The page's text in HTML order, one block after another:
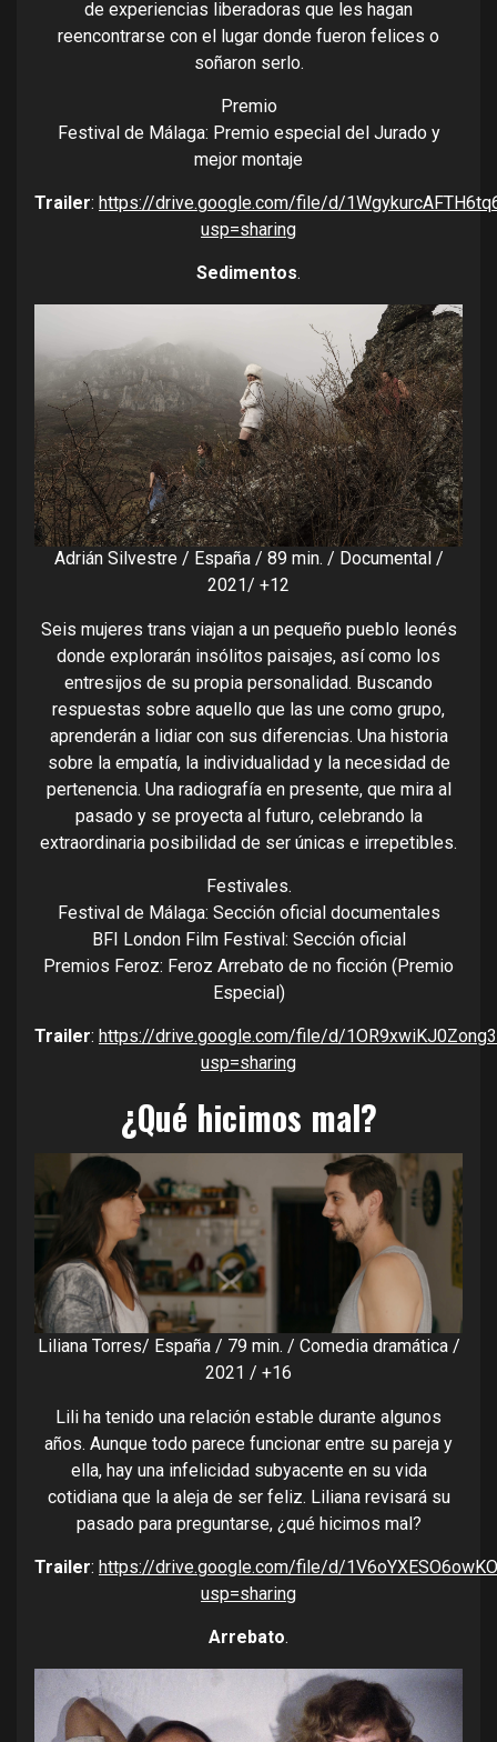
de experiencias liberadoras que les hagan
reencontrarse con el lugar donde fueron felices o
soñaron serlo.
Premio
Festival de Málaga: Premio especial del Jurado y
mejor montaje
Trailer: https://drive.google.com/file/d/
usp=sharing
Sedimentos.
Adrián Silvestre / España / 89 min. / Documental /
2021/ +12
Seis mujeres trans viajan a un pequeño pueblo leonés
donde explorarán insólitos paisajes, así como los
entresijos de su propia personalidad. Buscando
respuestas sobre aquello que las une como grupo,
aprenderán a lidiar con sus diferencias. Una historia
sobre la empatía, la individualidad y la necesidad de
pertenencia. Una radiografía en presente, que mira al
pasado y se proyecta al futuro, celebrando la
extraordinaria posibilidad de ser únicas e irrepetibles.
Festivales.
Festival de Málaga: Sección oficial documentales
BFI London Film Festival: Sección oficial
Premios Feroz: Feroz Arrebato de no ficción (Premio
Especial)
Trailer: https://drive.google.com/file/d/
usp=sharing
¿Qué hicimos mal?
Liliana Torres/ España / 79 min. / Comedia dramática /
2021 / +16
Lili ha tenido una relación estable durante algunos
años. Aunque todo parece funcionar entre su pareja y
ella, hay una infelicidad subyacente en su vida
cotidiana que la aleja de ser feliz. Liliana revisará su
pasado para preguntarse, ¿qué hicimos mal?
Trailer: https://drive.google.com/file/d/
usp=sharing
Arrebato.